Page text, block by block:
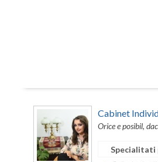
Cabinet
Orice e posibil,
Specialitati